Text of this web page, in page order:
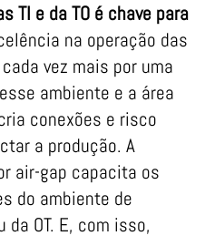
TI e da TO é chave para
na operação das
vez mais por uma
ambiente e a área
conexões e risco
a produção. A
air-gap capacita os
do ambiente de
OT. E, com isso,